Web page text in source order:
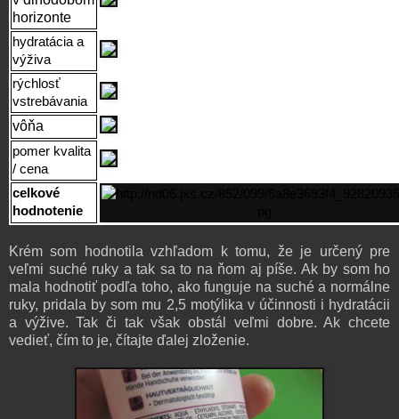
horizonte
hydratácia a
výživa
rýchlosť
vstrebávania
vôňa
pomer kvalita
/ cena
celkové
hodnotenie
Krém som hodnotila vzhľadom k tomu, že je určený pre
veľmi suché ruky a tak sa to na ňom aj píše. Ak by som ho
mala hodnotiť podľa toho, ako funguje na suché a normálne
ruky, pridala by som mu 2,5 motýlika v účinnosti i hydratácii
a výžive. Tak či tak však obstál veľmi dobre. Ak chcete
vedieť, čím to je, čítajte ďalej zloženie.